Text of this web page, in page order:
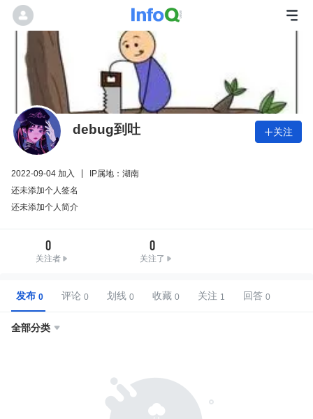
debug到吐 关注
2022-09-04 加入
IP属地：湖南
还未添加个人签名
还未添加个人简介
0
关注者
0
关注了
发布 评论 划线 收藏 关注 回答
全部分类 